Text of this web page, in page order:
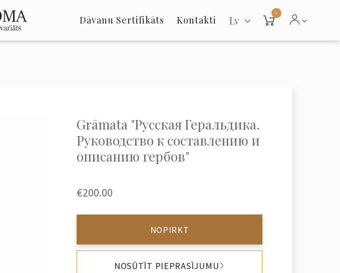
Dāvanu Sertifikāts Kontakti Lv
0
Grāmata "Русская Геральдика.
Руководство к составлению и
описанию гербов"
€200.00
NOPIRKT
NOSŪTĪT PIEPRASĪJUMU